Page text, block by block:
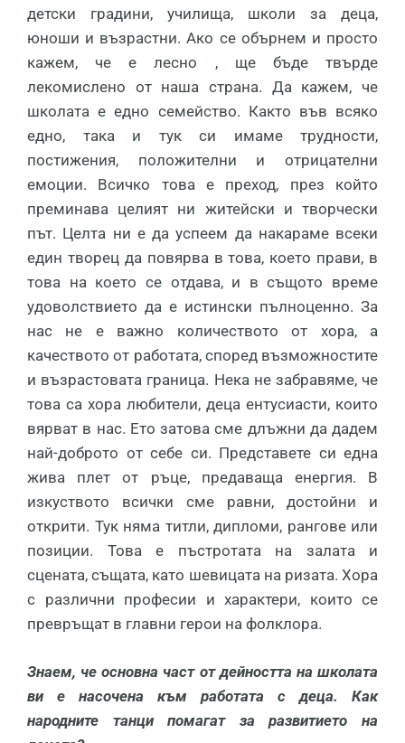
детски градини, училища, школи за деца,
юноши и възрастни. Ако се обърнем и просто
кажем, че е лесно , ще бъде твърде
лекомислено от наша страна. Да кажем, че
школата е едно семейство. Както във всяко
едно, така и тук си имаме трудности,
постижения, положителни и отрицателни
емоции. Всичко това е преход, през който
преминава целият ни житейски и творчески
път. Целта ни е да успеем да накараме всеки
един творец да повярва в това, което прави, в
това на което се отдава, и в същото време
удоволствието да е истински пълноценно. За
нас не е важно количеството от хора, а
качеството от работата, според възможностите
и възрастовата граница. Нека не забравяме, че
това са хора любители, деца ентусиасти, които
вярват в нас. Ето затова сме длъжни да дадем
най-доброто от себе си. Представете си една
жива плет от ръце, предаваща енергия. В
изкуството всички сме равни, достойни и
открити. Тук няма титли, дипломи, рангове или
позиции. Това е пъстротата на залата и
сцената, същата, като шевицата на ризата. Хора
с различни професии и характери, които се
превръщат в главни герои на фолклора.
Знаем, че основна част от дейността на школата
ви е насочена към работата с деца. Как
народните танци помагат за развитието на